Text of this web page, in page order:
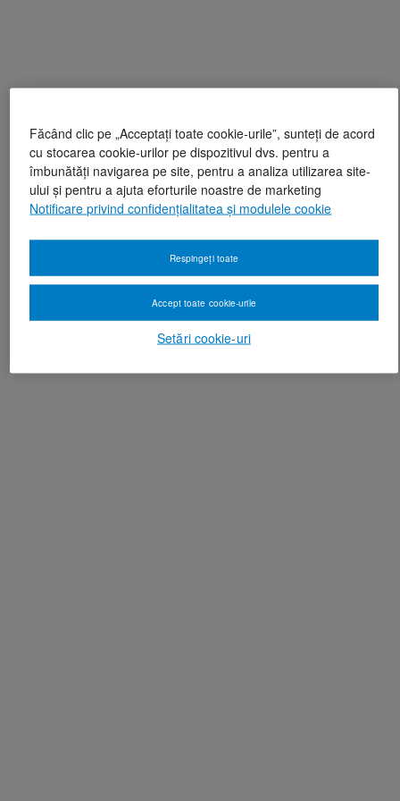
Făcând clic pe „Acceptați toate cookie-urile”, sunteți de acord
cu stocarea cookie-urilor pe dispozitivul dvs. pentru a
îmbunătăți navigarea pe site, pentru a analiza utilizarea site-
ului și pentru a ajuta eforturile noastre de marketing
Notificare privind confidențialitatea și modulele cookie
Setări cookie-uri
Respingeți toate
Accept toate cookie-urile